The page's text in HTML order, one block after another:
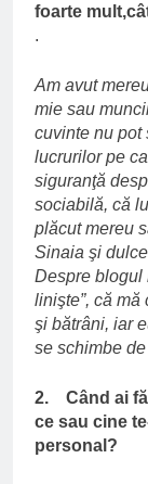
foarte
.
Am avut
mie sau
cuvinte nu pot
lucrurilor pe
siguranţă
sociabilă, că
plăcut mereu
Sinaia şi
Despre blogul
linişte”, că
şi bătrâni, iar
se schimbe
2. Când ai
ce sau cine
personal?